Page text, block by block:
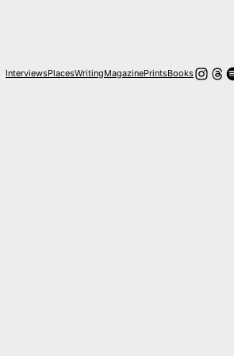
InterviewsPlacesWritingMagazinePrintsBooks